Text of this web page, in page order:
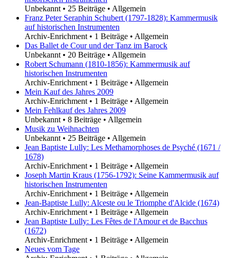
Unbekannt • 25 Beiträge • Allgemein
Franz Peter Seraphin Schubert (1797-1828): Kammermusik
auf historischen Instrumenten
Archiv-Enrichment • 1 Beiträge • Allgemein
Das Ballet de Cour und der Tanz im Barock
Unbekannt • 20 Beiträge • Allgemein
Robert Schumann (1810-1856): Kammermusik auf
historischen Instrumenten
Archiv-Enrichment • 1 Beiträge • Allgemein
Mein Kauf des Jahres 2009
Archiv-Enrichment • 1 Beiträge • Allgemein
Mein Fehlkauf des Jahres 2009
Unbekannt • 8 Beiträge • Allgemein
Musik zu Weihnachten
Unbekannt • 25 Beiträge • Allgemein
Jean Baptiste Lully: Les Methamorphoses de Psyché (1671 /
1678)
Archiv-Enrichment • 1 Beiträge • Allgemein
Joseph Martin Kraus (1756-1792): Seine Kammermusik auf
historischen Instrumenten
Archiv-Enrichment • 1 Beiträge • Allgemein
Jean-Baptiste Lully: Alceste ou le Triomphe d'Alcide (1674)
Archiv-Enrichment • 1 Beiträge • Allgemein
Jean Baptiste Lully: Les Fêtes de l'Amour et de Bacchus
(1672)
Archiv-Enrichment • 1 Beiträge • Allgemein
Neues vom Tage